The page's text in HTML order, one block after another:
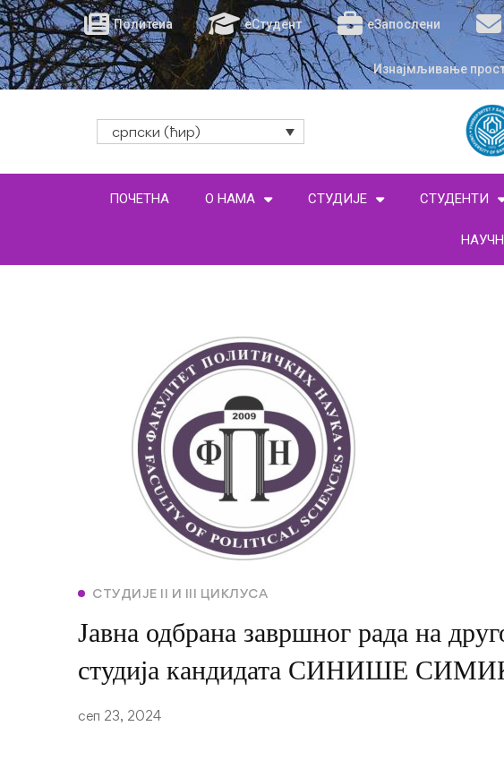
Политеиа еСтудент еЗапослени
Изнајмљивање
српски (ћир)
ПОЧЕТНА О НАМА СТУДИЈЕ СТУДЕНТИ
СТУДИЈЕ II И III ЦИКЛУСА
Јавна одбрана завршног рада на
студија кандидата СИНИШЕ
сеп 23, 2024